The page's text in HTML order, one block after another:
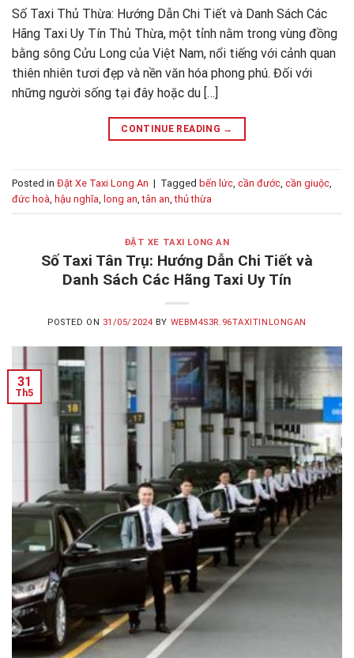
Số Taxi Thủ Thừa: Hướng Dẫn Chi Tiết và Danh Sách Các
Hãng Taxi Uy Tín Thủ Thừa, một tỉnh nằm trong vùng đồng
bằng sông Cửu Long của Việt Nam, nổi tiếng với cảnh quan
thiên nhiên tươi đẹp và nền văn hóa phong phú. Đối với
những người sống tại đây hoặc du […]
CONTINUE READING →
Posted in Đặt Xe Taxi Long An | Tagged bến lức cần đước cần giuộc
đức hoà hậu nghĩa long an ,tân an ,thủ thừa
ĐẶT XE TAXI LONG AN
Số Taxi Tân Trụ: Hướng Dẫn Chi Tiết và
Danh Sách Các Hãng Taxi Uy Tín
POSTED ON 31/05/2024 BY WEBM4S3R.96TAXITINLONGAN
31
Th5